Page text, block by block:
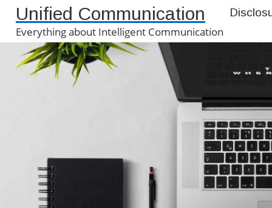
Unified Communication
Everything about Intelligent Communication